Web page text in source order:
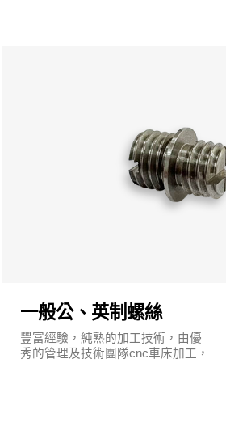
一般公、英制螺絲
豐富經驗，純熟的加工技術，由優
秀的管理及技術團隊cnc車床加工，